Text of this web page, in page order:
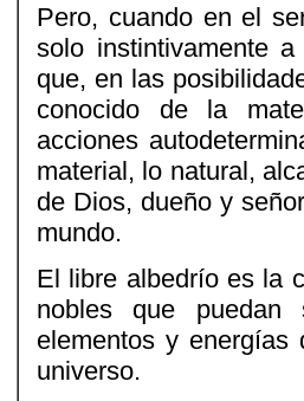
Pero, cuando en el
solo instintivamente
que, en las
conocido de la
acciones
material, lo natural,
de Dios, dueño y
mundo.
El libre albedrío es la
nobles que
elementos y energías
universo.